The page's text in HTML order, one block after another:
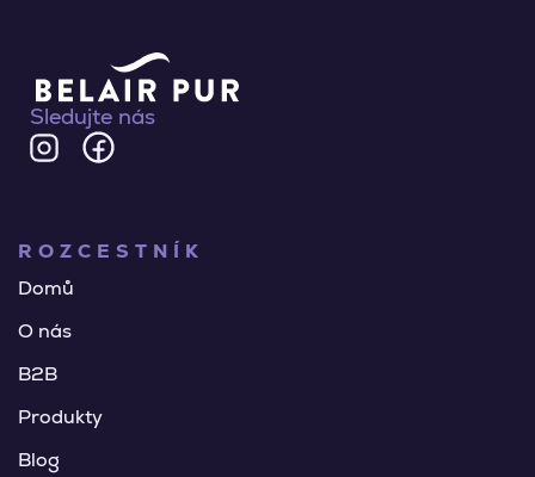
Sledujte nás
ROZCESTNÍK
Domů
O nás
B2B
Produkty
Blog